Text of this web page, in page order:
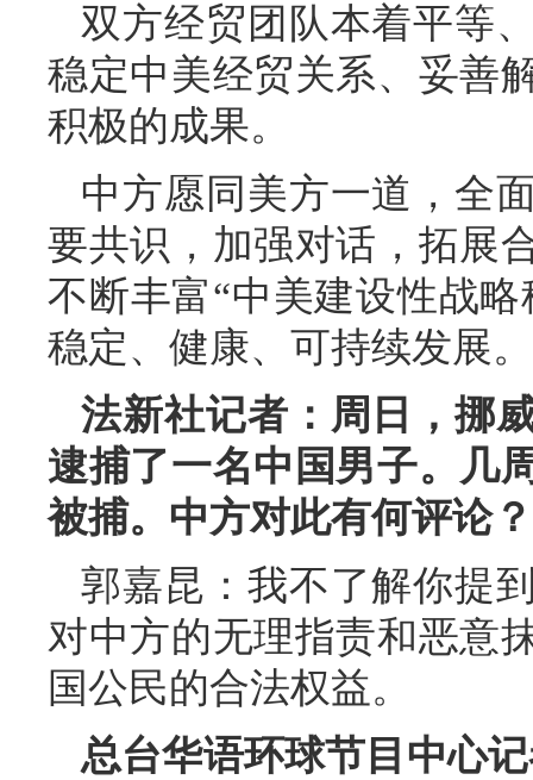
双方经贸团队本着平等
稳定中美经贸关系、妥善
积极的成果。
中方愿同美方一道，全
要共识，加强对话，拓展
不断丰富“中美建设性战
稳定、健康、可持续发展。
法新社记者：周日，挪
逮捕了一名中国男子。几
被捕。中方对此有何评论？
郭嘉昆：我不了解你提
对中方的无理指责和恶意
国公民的合法权益。
总台华语环球节目中心